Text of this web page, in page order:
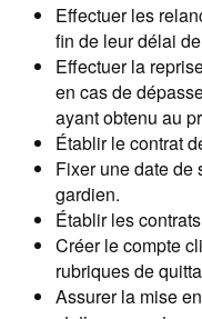
Effectuer les
fin de leur délai
Effectuer la
en cas de
ayant obtenu au
Établir le contrat
Fixer une date de
gardien.
Établir les
Créer le compte
rubriques de
Assurer la mise